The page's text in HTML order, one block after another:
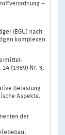
–
(EGU) nach
komplexen
(1989) Nr. 3,
Belastung
Aspekte.
der